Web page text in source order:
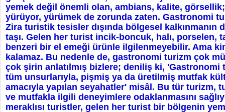
yemek değil önemli olan, ambians, kalite,
yürüyor, yürümek de zorunda zaten. Gastronomi
Zira turistik tesisler dışında bölgesel kalkınmanın
taşı. Gelen her turist incik-boncuk, halı, porselen,
benzeri bir el emeği ürünle ilgilenmeyebilir. Ama
kalamaz. Bu nedenle de, gastronomi turizm çok
çok şirin anlatılmış bizlere; deniliş ki,
tüm unsurlarıyla, pişmiş ya da üretilmiş mutfak
amacıyla yapılan seyahatler' misâl. Bu tür turizm,
ve mutfakla ilgili deneyimlere odaklanmasını
meraklısı turistler, gelen her turist bir bölgenin